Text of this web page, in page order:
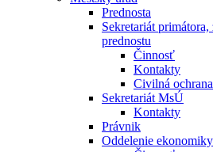
Prednosta
Sekretariát
prednostu
Činnosť
Kontakty
Civilná ochrana
Sekretariát MsÚ
Kontakty
Právnik
Oddelenie